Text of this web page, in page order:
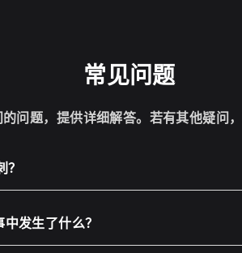
常见问题
问题，提供详细解答。若有其他疑问
发生了什么？